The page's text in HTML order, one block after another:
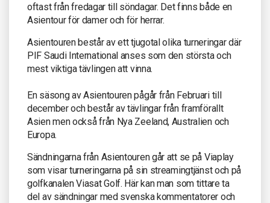
oftast från fredagar till söndagar. Det finns både en
Asientour för damer och för herrar.
Asientouren består av ett tjugotal olika turneringar där
PIF Saudi International anses som den största och
mest viktiga tävlingen att vinna.
En säsong av Asientouren pågår från Februari till
december och består av tävlingar från framförallt
Asien men också från Nya Zeeland, Australien och
Europa.
Sändningarna från Asientouren går att se på Viaplay
som visar turneringarna på sin streamingtjänst och på
golfkanalen Viasat Golf. Här kan man som tittare ta
del av sändningar med svenska kommentatorer och